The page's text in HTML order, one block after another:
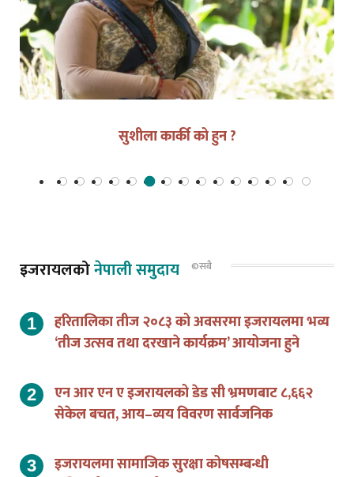
सरकारको खुलमखुल्ला युद्धको घोषणाः जेन-जीको विद्रोह
इजरायलकोनेपाली समुदाय ©सबै
हरितालिका तीज २०८३ को अवसरमा इजरायलमा भव्य
‘तीज उत्सव तथा दरखाने कार्यक्रम’ आयोजना हुने
एन आर एन ए इजरायलको डेड सी भ्रमणबाट ८,६६२
सेकेल बचत, आय–व्यय विवरण सार्वजनिक
इजरायलमा सामाजिक सुरक्षा कोषसम्बन्धी